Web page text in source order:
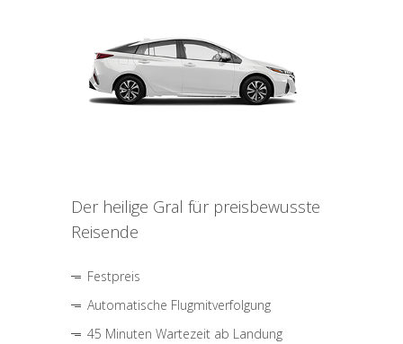
Der heilige Gral für preisbewusste
Reisende
Festpreis
Automatische Flugmitverfolgung
45 Minuten Wartezeit ab Landung